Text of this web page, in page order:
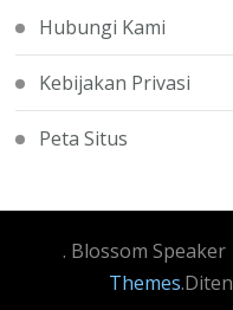
Hubungi Kami
Kebijakan Privasi
Peta Situs
. Blossom
Themes